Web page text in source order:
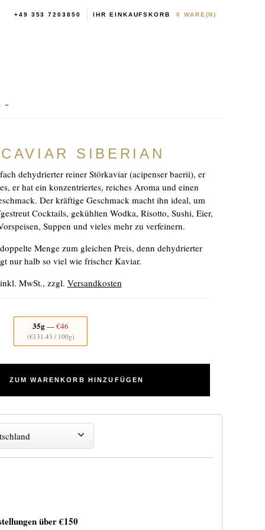
IHR EINKAUFSKORB 0 WARE(N)
+49 353 7203850
SIBERIAN
dehydrierter reiner Störkaviar (acipenser baerii), er
er hat ein konzentriertes, reiches Aroma und einen
Der kräftige Geschmack macht ihn ideal, um
Cocktails, gekühlten Wodka, Risotto, Sushi, Eier,
Suppen und vieles mehr zu verfeinern.
Menge zum gleichen Preis, denn dehydrierter
nur halb so viel wie frischer Kaviar.
MwSt., zzgl. Versandkosten
35g—€46
(€131.43 / 100g)
ZUM WARENKORB HINZUFÜGEN
über€150